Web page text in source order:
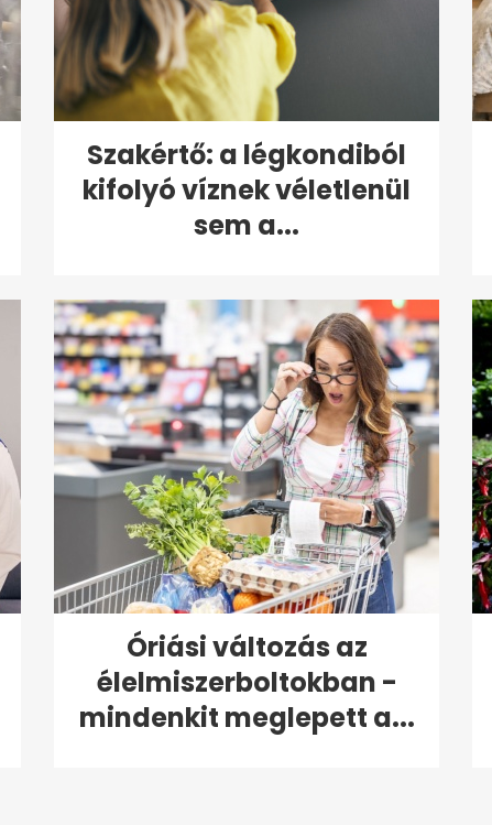
Szakértő: a légkondiból
kifolyó víznek véletlenül
sem a...
Óriási változás az
élelmiszerboltokban -
mindenkit meglepett a...